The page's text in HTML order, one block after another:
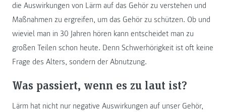
die Auswirkungen von Lärm auf das Gehör zu verstehen und
Maßnahmen zu ergreifen, um das Gehör zu schützen. Ob und
wieviel man in 30 Jahren hören kann entscheidet man zu
großen Teilen schon heute. Denn Schwerhörigkeit ist oft keine
Frage des Alters, sondern der Abnutzung.
Was passiert, wenn es zu laut ist?
Lärm hat nicht nur negative Auswirkungen auf unser Gehör,